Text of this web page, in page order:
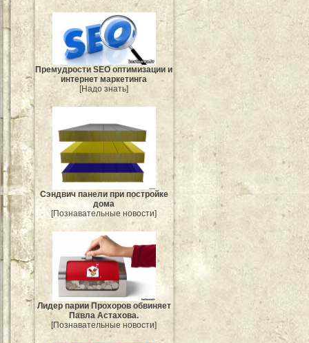
Премудрости SEO оптимизации и
интернет маркетинга
[Надо знать]
Сэндвич панели при постройке
дома
[Познавательные новости]
Лидер парии Прохоров обвиняет
Павла Астахова.
[Познавательные новости]